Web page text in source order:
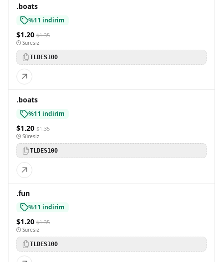
.boats
%11 indirim
$1.20 $1.35
Süresiz
TLDES100
.boats
%11 indirim
$1.20 $1.35
Süresiz
TLDES100
.fun
%11 indirim
$1.20 $1.35
Süresiz
TLDES100